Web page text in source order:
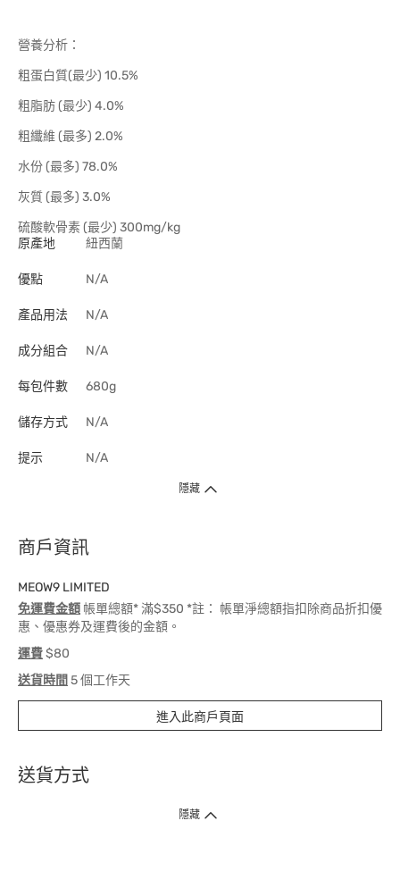
營養分析：
粗蛋白質(最少) 10.5%
粗脂肪 (最少) 4.0%
粗纖維 (最多) 2.0%
水份 (最多) 78.0%
灰質 (最多) 3.0%
硫酸軟骨素 (最少) 300mg/kg
原產地
紐西蘭
優點 N/A
產品用法 N/A
成分組合 N/A
每包件數 680g
儲存方式 N/A
提示 N/A
隱藏
商戶資訊
MEOW9 LIMITED
免運費金額 帳單總額* 滿$350 *註： 帳單淨總額指扣除商品折扣優
惠、優惠券及運費後的金額。
運費$80
送貨時間 5 個工作天
進入此商戶頁面
送貨方式
1. 送貨到府（受衛生署條例規管產品除外 ）
隱藏